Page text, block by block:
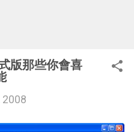
版那些你會喜
2008